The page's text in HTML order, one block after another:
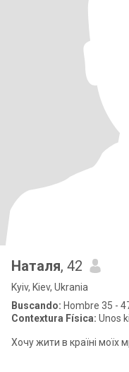
Наталя, 42
Kyiv, Kiev, Ukrania
Buscando: Hombre 35 -
Contextura Física: Unos
Хочу жити в країні моїх